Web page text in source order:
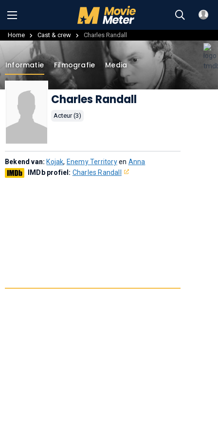
Home Cast & crew Charles Randall
Informatie Filmografie Media
Charles Randall
Acteur (3)
Bekend van: Kojak, Enemy Territoryen Anna
IMDb profiel: Charles Randall